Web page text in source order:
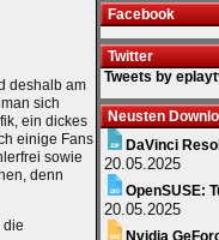
deshalb am
sich
ein dickes
einige Fans
sowie
denn
die
Facebook
Twitter
Tweets by
Neusten
DaVinci
20.05.2025
OpenSUSE:
20.05.2025
Nvidia